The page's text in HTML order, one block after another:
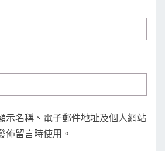
示名稱、電子郵件地址及個人網站
佈留言時使用。